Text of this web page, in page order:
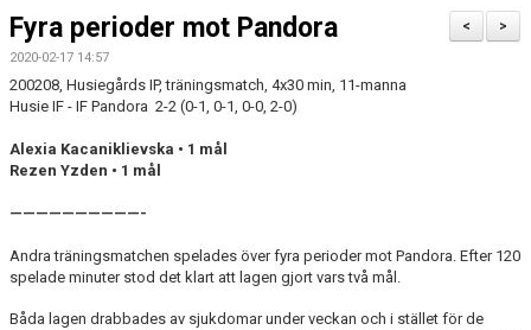
MATCHER
>
<
Fyra perioder mot Pandora
2020-02-17 14:57
200208, Husiegårds IP, träningsmatch, 4x30 min, 11-manna
Husie IF - IF Pandora 2-2 (0-1, 0-1, 0-0, 2-0)
Alexia Kacaniklievska • 1 mål
Rezen Yzden • 1 mål
——————————-
Andra träningsmatchen spelades över fyra perioder mot Pandora. Efter 120
spelade minuter stod det klart att lagen gjort vars två mål.
Båda lagen drabbades av sjukdomar under veckan och i stället för de